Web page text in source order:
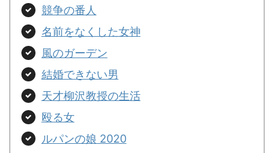
競争の番人
名前をなくした女神
風のガーデン
結婚できない男
天才柳沢教授の生活
殴る女
ルパンの娘 2020